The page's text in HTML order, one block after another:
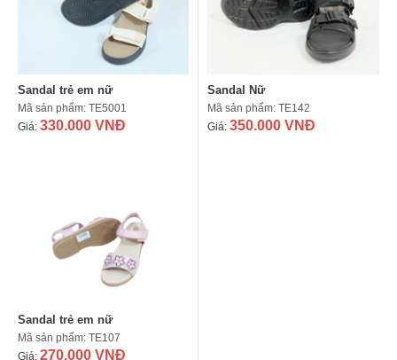
Sandal trẻ em nữ
Mã sản phẩm: TE5001
Giá: 330.000 VNĐ
Sandal Nữ
Mã sản phẩm: TE142
Giá: 350.000 VNĐ
Sandal trẻ em nữ
Mã sản phẩm: TE107
Giá: 270.000 VNĐ